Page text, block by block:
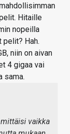
Hitaille
nopeilla
Hah.
niin on aivan
4 gigaa vai
sama.
vaikka